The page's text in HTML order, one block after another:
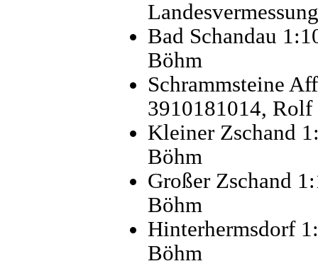
Bad Schandau
Böhm
Schrammsteine
3910181014,
Kleiner Zschand
Böhm
Großer Zschand
Böhm
Hinterhermsdorf
Böhm